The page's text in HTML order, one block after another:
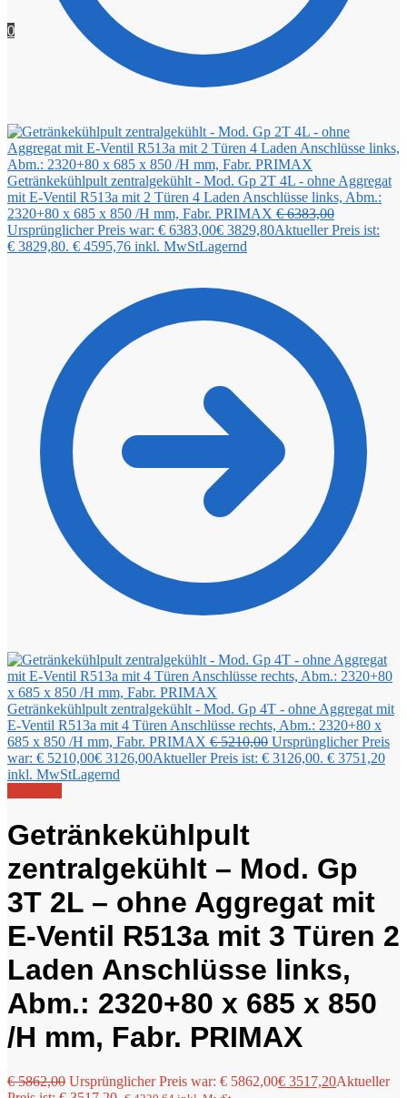
0
Getränkekühlpult zentralgekühlt - Mod. Gp 2T 4L - ohne Aggregat
mit E-Ventil R513a mit 2 Türen 4 Laden Anschlüsse links, Abm.:
2320+80 x 685 x 850 /H mm, Fabr. PRIMAX €6383,00
Ursprünglicher Preis war: € 6383,00€ 3829,80Aktueller Preis ist:
€ 3829,80. € 4595,76 inkl. MwStLagernd
Getränkekühlpult zentralgekühlt - Mod. Gp 4T - ohne Aggregat mit
E-Ventil R513a mit 4 Türen Anschlüsse rechts, Abm.: 2320+80 x
685 x 850 /H mm, Fabr. PRIMAX €5210,00 Ursprünglicher Preis
war: € 5210,00€ 3126,00Aktueller Preis ist: € 3126,00. € 3751,20
inkl. MwStLagernd
Getränkekühlpult
zentralgekühlt – Mod. Gp
3T 2L – ohne Aggregat mit
E-Ventil R513a mit 3 Türen 2
Laden Anschlüsse links,
Abm.: 2320+80 x 685 x 850
/H mm, Fabr. PRIMAX
€5862,00 Ursprünglicher Preis war: € 5862,00€ 3517,20Aktueller